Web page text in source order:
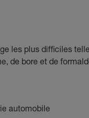
les plus difficiles
de bore et de
automobile